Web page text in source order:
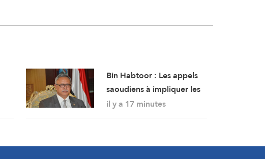
Bin Habtoor : Les appels
saoudiens à impliquer les
sudistes dans une
Yémen sous leur joug
il y a 17 minutes